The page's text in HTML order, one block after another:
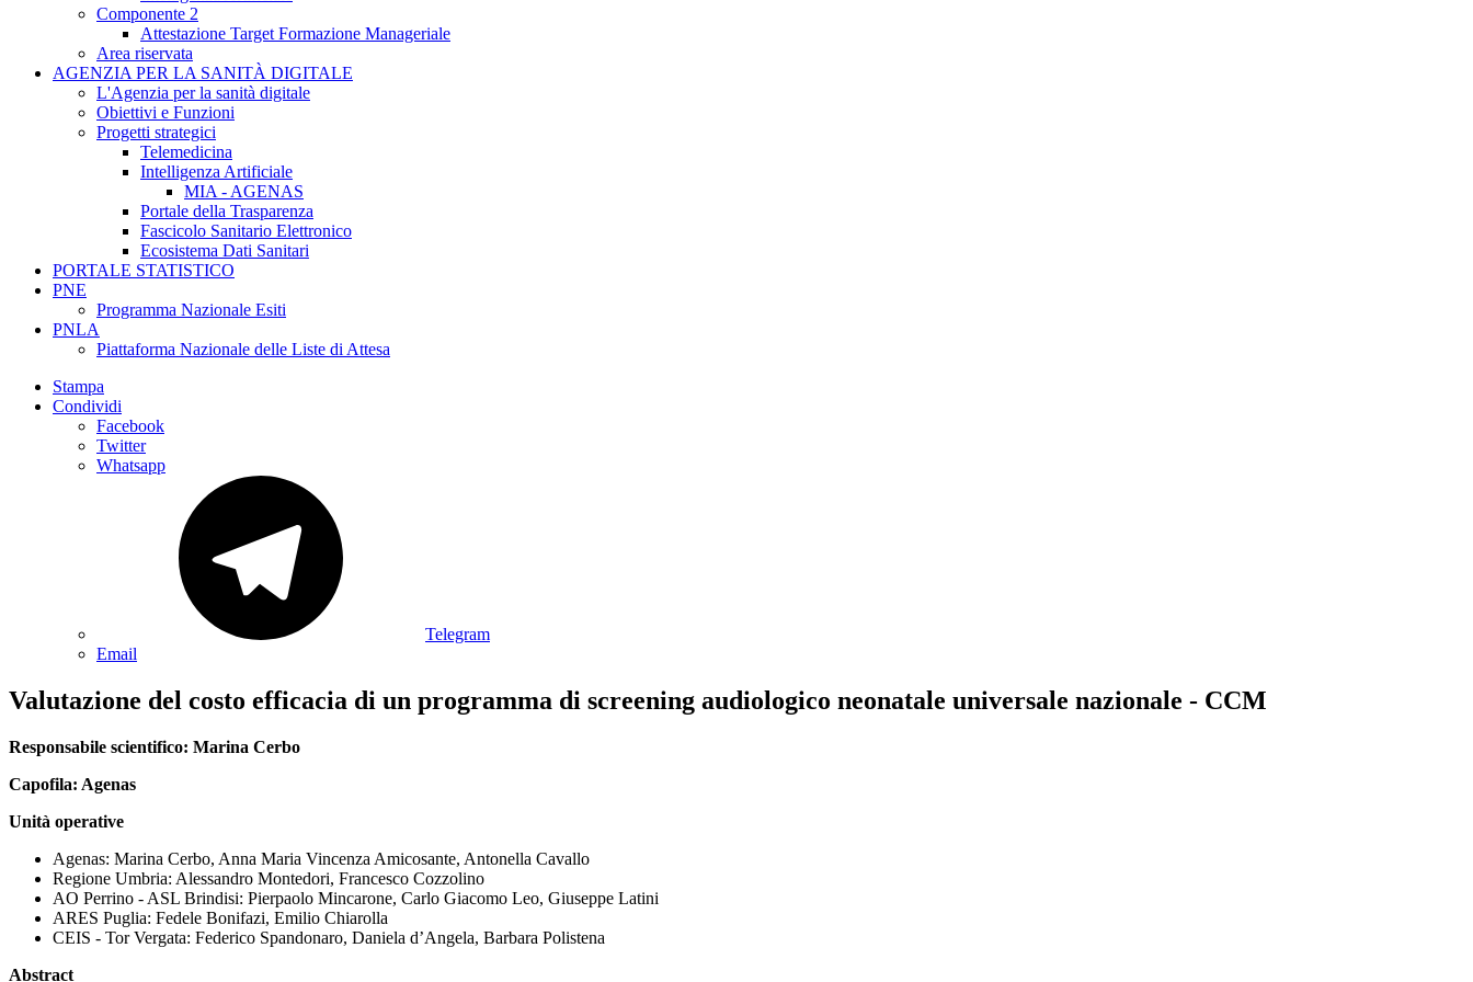
Componente 2
Attestazione Target Formazione Manageriale
Area riservata
AGENZIA PER LA SANITÀ DIGITALE
L'Agenzia per la sanità digitale
Obiettivi e Funzioni
Progetti strategici
Telemedicina
Intelligenza Artificiale
MIA - AGENAS
Portale della Trasparenza
Fascicolo Sanitario Elettronico
Ecosistema Dati Sanitari
PORTALE STATISTICO
PNE
Programma Nazionale Esiti
PNLA
Piattaforma Nazionale delle Liste di Attesa
Stampa
Condividi
Facebook
Twitter
Whatsapp
Telegram
Email
Valutazione del costo efficacia di un programma di screening audiologico neonatale universale nazionale - CCM
Responsabile scientifico: Marina Cerbo
Capofila: Agenas
Unità operative
Agenas: Marina Cerbo, Anna Maria Vincenza Amicosante, Antonella Cavallo
Regione Umbria: Alessandro Montedori, Francesco Cozzolino
AO Perrino - ASL Brindisi: Pierpaolo Mincarone, Carlo Giacomo Leo, Giuseppe Latini
ARES Puglia: Fedele Bonifazi, Emilio Chiarolla
CEIS - Tor Vergata: Federico Spandonaro, Daniela d’Angela, Barbara Polistena
Abstract